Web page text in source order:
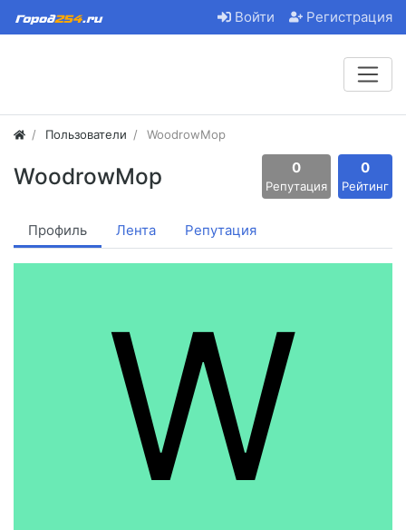
Войти Регистрация
Пользователи WoodrowMop
WoodrowMop 0
Репутация
0
Рейтинг
Профиль Лента Репутация
W